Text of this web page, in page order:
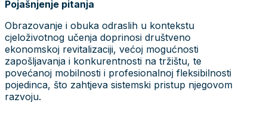
Pojašnjenje pitanja
Obrazovanje i obuka odraslih u kontekstu
cjeloživotnog učenja doprinosi društveno
ekonomskoj revitalizaciji, većoj mogućnosti
zapošljavanja i konkurentnosti na tržištu, te
povećanoj mobilnosti i profesionalnoj fleksibilnosti
pojedinca, što zahtjeva sistemski pristup njegovom
razvoju.